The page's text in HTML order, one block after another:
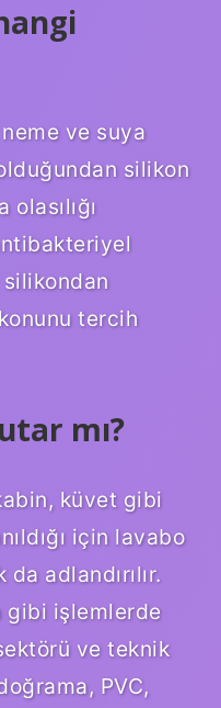
ve suya
silikon
tercih
mı?
küvet gibi
için lavabo
da adlandırılır.
gibi işlemlerde
ve teknik
PVC,